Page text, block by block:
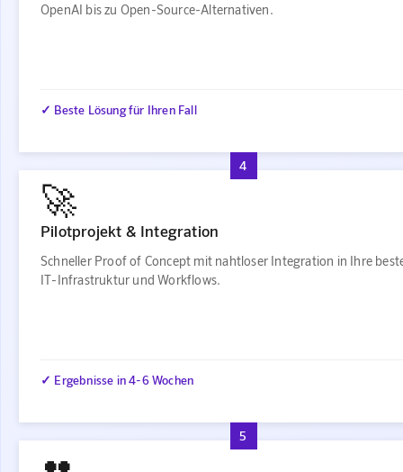
OpenAI bis zu Open-Source-Alternativen.
✓ Beste Lösung für Ihren Fall
4
🚀
Pilotprojekt & Integration
Schneller Proof of Concept mit nahtloser Integration in Ihre
IT-Infrastruktur und Workflows.
✓ Ergebnisse in 4-6 Wochen
5